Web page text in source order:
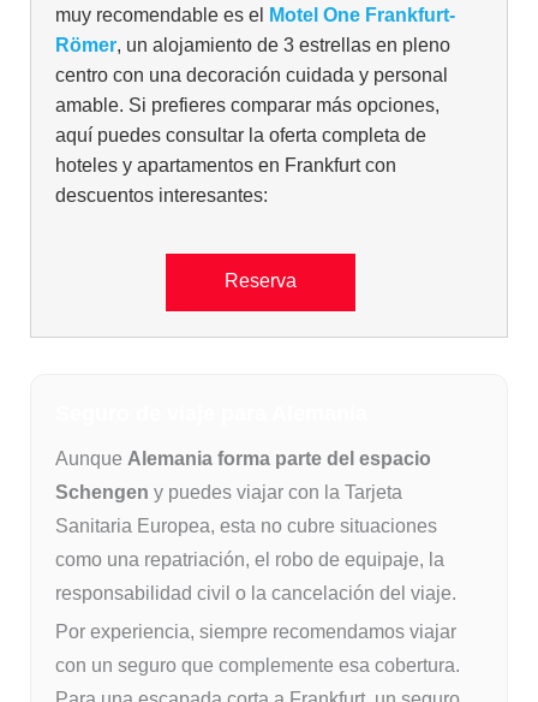
muy recomendable es el
Motel One Frankfurt-
Römer, un alojamiento de 3 estrellas en pleno
centro con una decoración cuidada y personal
amable. Si prefieres comparar más opciones,
aquí puedes consultar la oferta completa de
hoteles y apartamentos en Frankfurt con
descuentos interesantes:
Reserva
Aunque Alemania forma parte del espacio
Schengen y puedes viajar con la Tarjeta
Sanitaria Europea, esta no cubre situaciones
como una repatriación, el robo de equipaje, la
responsabilidad civil o la cancelación del viaje.
Por experiencia, siempre recomendamos viajar
con un seguro que complemente esa cobertura.